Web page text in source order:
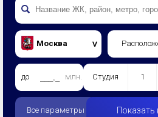
Москва
до млн. Студия 1
Все параметры Показать